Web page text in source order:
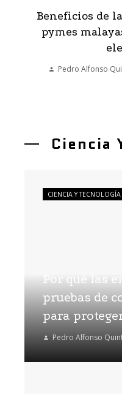
Beneficios de
pymes
Pedro Alfonso
Ciencia
Por qué las
pruebas de
para
Pedro Alfonso
CIENCIA Y TECNOLOGÍA